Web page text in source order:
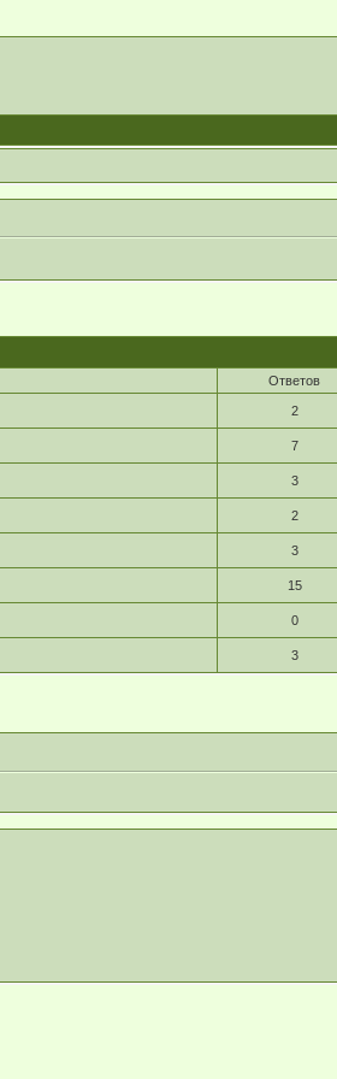
Ответов
2
7
3
2
3
15
0
3